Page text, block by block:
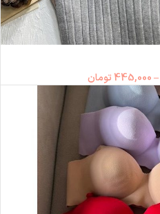
–
445,000 تومان